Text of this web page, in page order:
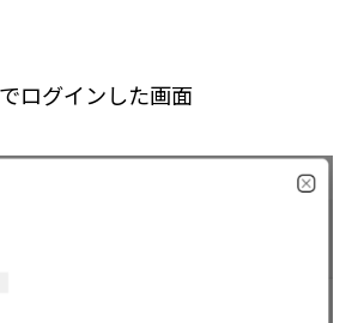
ログインした画面